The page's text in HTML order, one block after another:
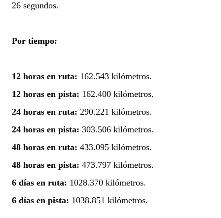
26 segundos.
Por tiempo:
12 horas en ruta: 162.543 kilómetros.
12 horas en pista: 162.400 kilómetros.
24 horas en ruta: 290.221 kilómetros.
24 horas en pista: 303.506 kilómetros.
48 horas en ruta: 433.095 kilómetros.
48 horas en pista: 473.797 kilómetros.
6 días en ruta: 1028.370 kilómetros.
6 días en pista: 1038.851 kilómetros.